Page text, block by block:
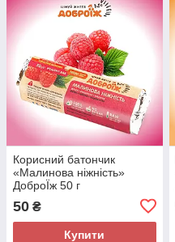
Корисний батончик
«Малинова ніжність»
ДоброЇж 50 г
50 ₴
Купити